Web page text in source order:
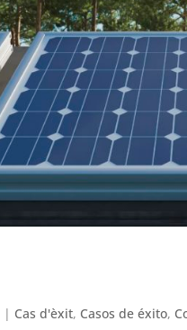
| Cas d'èxit, Casos de éxito,